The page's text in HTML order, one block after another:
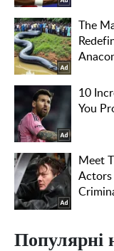
Популярні